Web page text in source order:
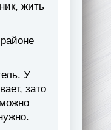
жить
У
зато